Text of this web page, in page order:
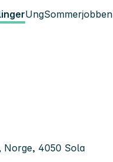
UngSommerjobben
Norge, 4050 Sola